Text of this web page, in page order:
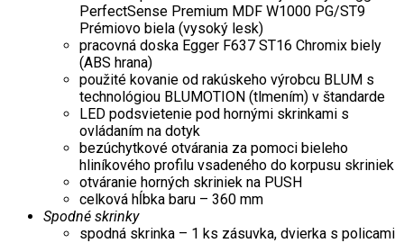
PerfectSense Premium MDF W1000 PG/ST9
Prémiovo biela (vysoký lesk)
pracovná doska Egger F637 ST16 Chromix biely
(ABS hrana)
použité kovanie od rakúskeho výrobcu BLUM s
technológiou BLUMOTION (tlmením) v štandarde
LED podsvietenie pod hornými skrinkami s
ovládaním na dotyk
bezúchytkové otvárania za pomoci bieleho
hliníkového profilu vsadeného do korpusu skriniek
otváranie horných skriniek na PUSH
celková hĺbka baru – 360 mm
Spodné skrinky
spodná skrinka – 1 ks zásuvka, dvierka s policami